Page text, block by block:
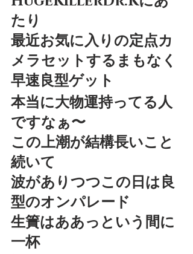
たり
最近お気に入りの定点カ
メラセットするまもなく
早速良型ゲット
本当に大物運持ってる人
ですなぁ〜
この上潮が結構長いこと
続いて
波がありつつこの日は良
型のオンパレード
生簀はああっという間に
一杯